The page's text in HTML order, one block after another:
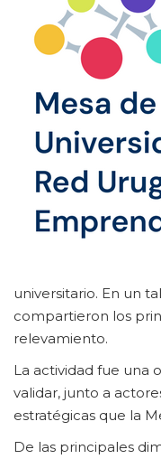
universitario. En un
compartieron los
relevamiento.
La actividad fue una
validar, junto a
estratégicas que la
De las principales